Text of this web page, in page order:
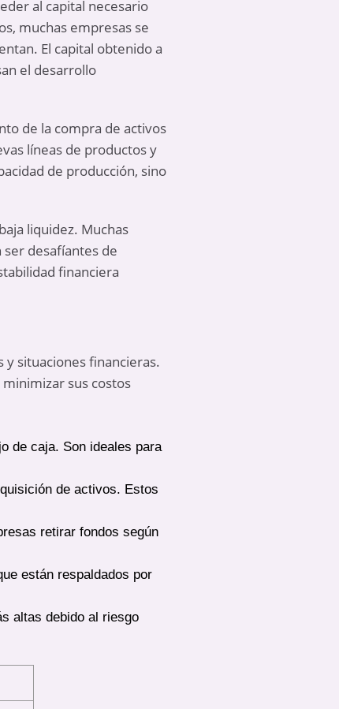
al capital necesario
muchas empresas se
El capital obtenido a
el desarrollo
de la compra de activos
líneas de productos y
de producción, sino
liquidez. Muchas
desafíantes de
financiera
situaciones financieras.
sus costos
de caja. Son ideales para
de activos. Estos
retirar fondos según
están respaldados por
altas debido al riesgo